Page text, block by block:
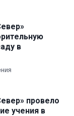
в
провело
учения в